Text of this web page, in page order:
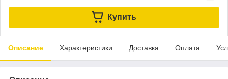
Купить
Описание Характеристики Доставка Оплата